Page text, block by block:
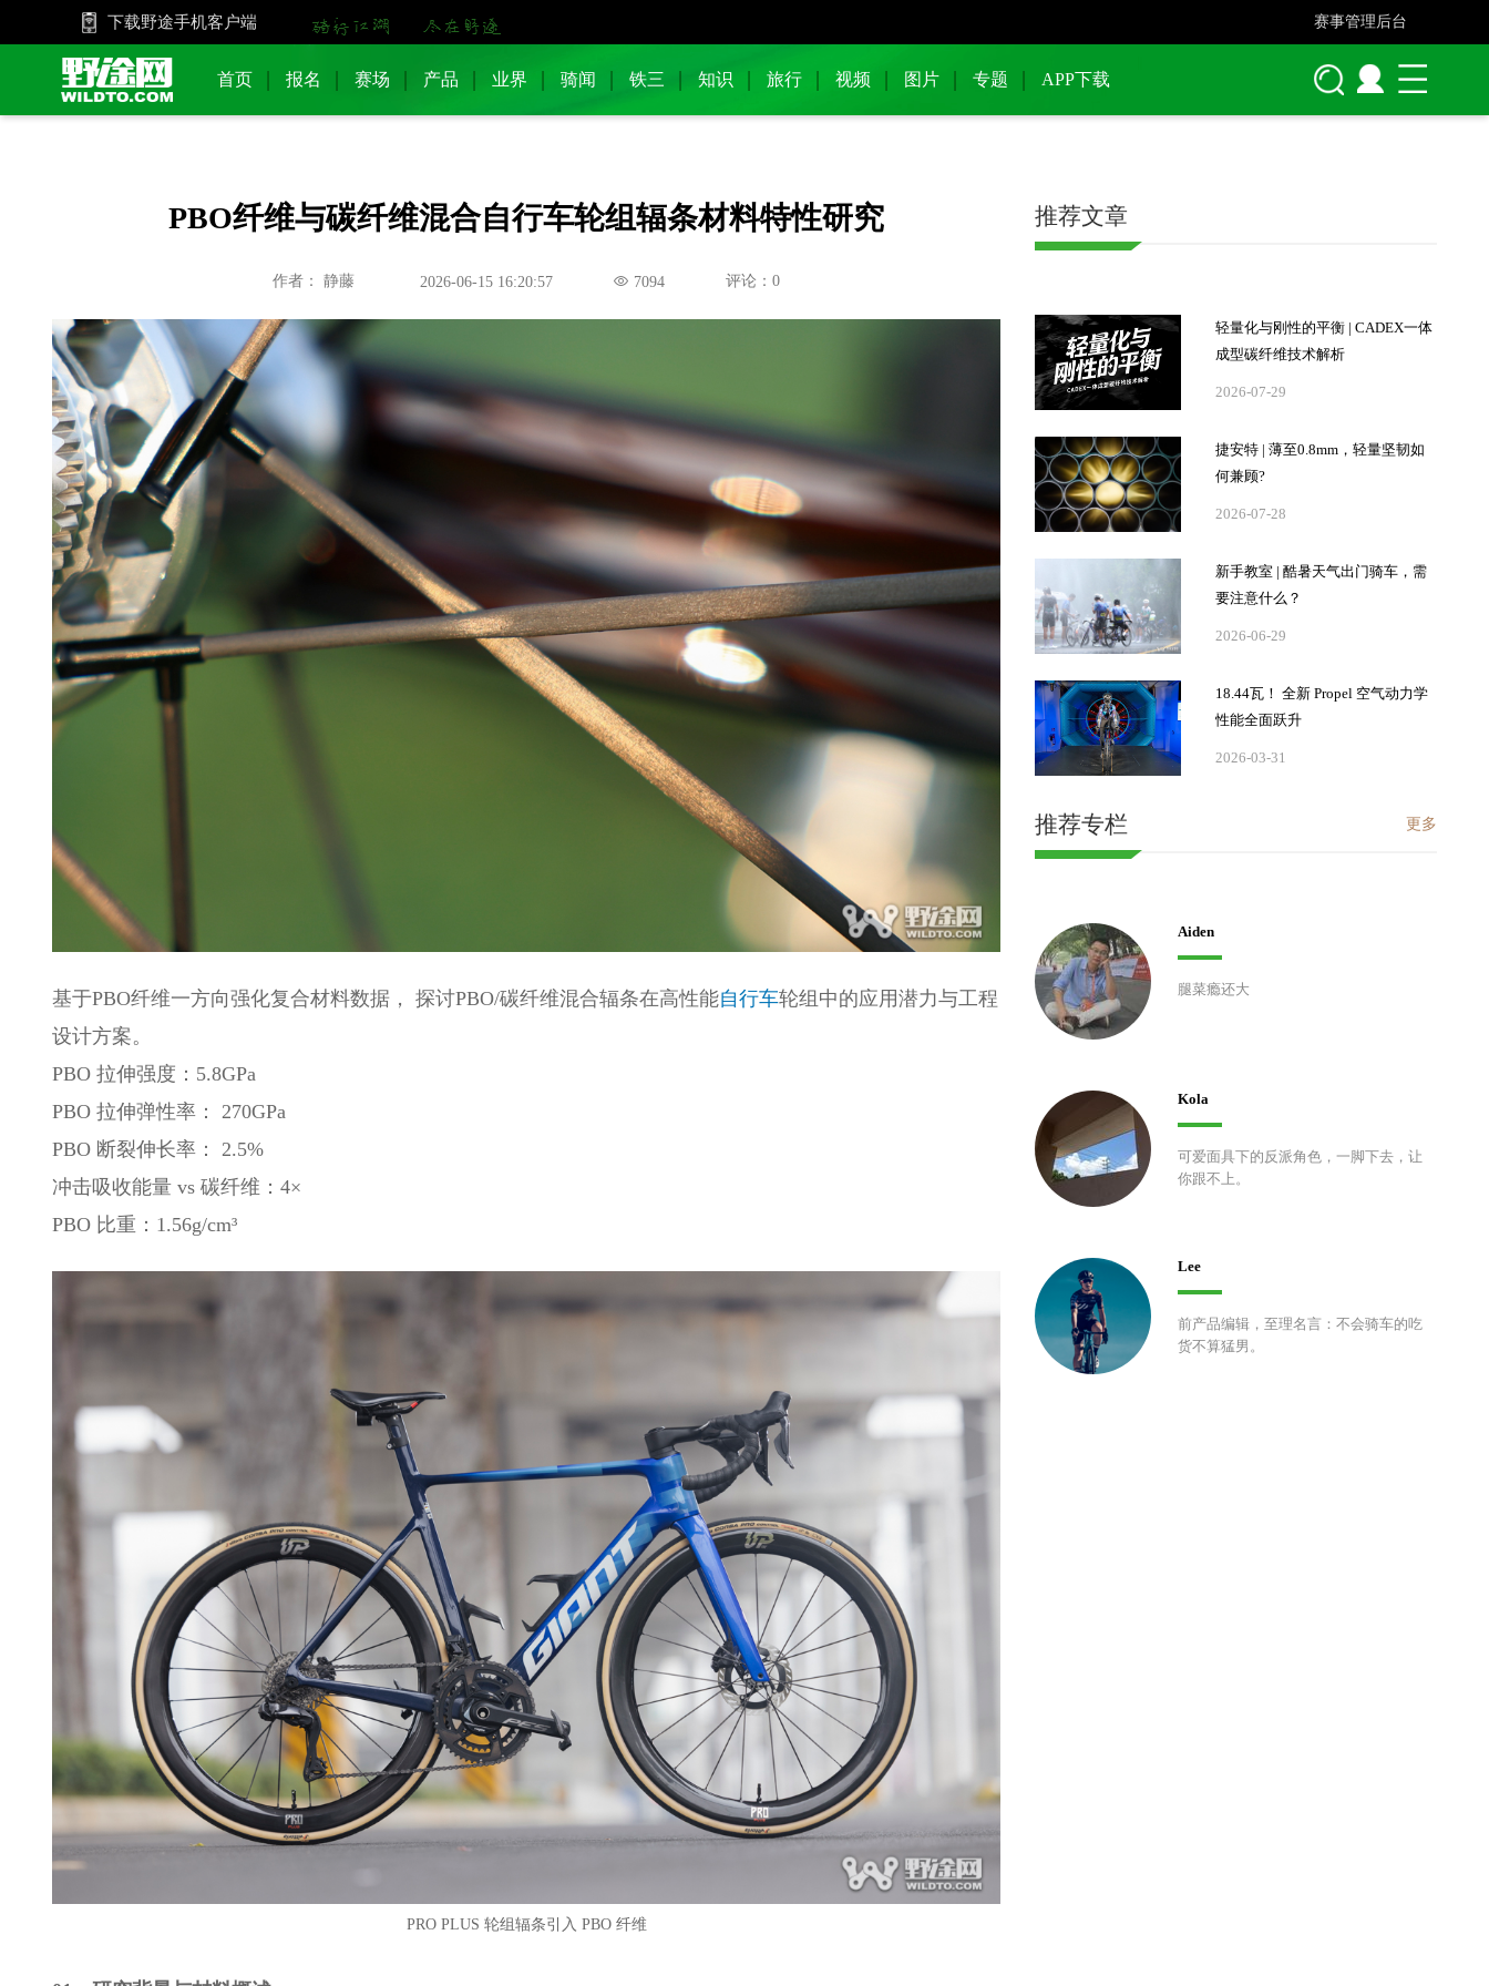
下载野途手机客户端 赛事管理后台
首页 报名 赛场 产品 业界 骑闻 铁三 知识 旅行 视频 图片 专题 APP下载
PBO纤维与碳纤维混合自行车轮组辐条材料特性研究
作者： 静藤 2026-06-15 16:20:57 7094 评论：0
基于PBO纤维一方向强化复合材料数据， 探讨PBO/碳纤维混合辐条在高性能自行车轮组中的应用潜力与工程
设计方案。
PBO 拉伸强度：5.8GPa
PBO 拉伸弹性率： 270GPa
PBO 断裂伸长率： 2.5%
冲击吸收能量 vs 碳纤维：4×
PBO 比重：1.56g/cm³
PRO PLUS 轮组辐条引入 PBO 纤维
推荐文章
轻量化与刚性的平衡 | CADEX一体
成型碳纤维技术解析
2026-07-29
捷安特 | 薄至0.8mm，轻量坚韧如
何兼顾?
2026-07-28
新手教室 | 酷暑天气出门骑车，需
要注意什么？
2026-06-29
18.44瓦！ 全新 Propel 空气动力学
性能全面跃升
2026-03-31
推荐专栏 更多
Aiden
腿菜瘾还大
Kola
可爱面具下的反派角色，一脚下去，让
你跟不上。
Lee
前产品编辑，至理名言：不会骑车的吃
货不算猛男。